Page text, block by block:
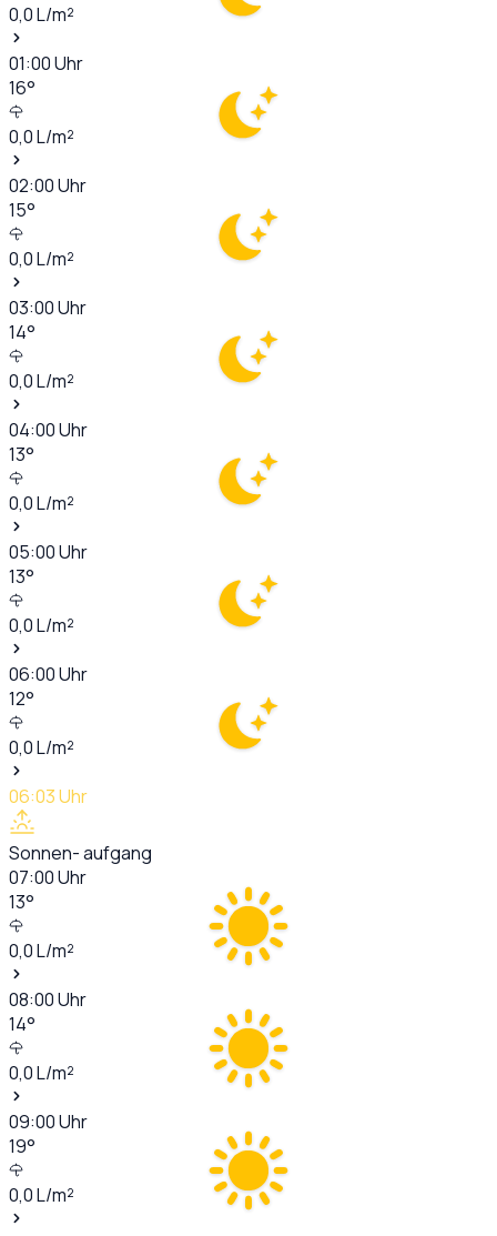
0,0L/m²
01:00Uhr
16°
0,0L/m²
02:00Uhr
15°
0,0L/m²
03:00Uhr
14°
0,0L/m²
04:00Uhr
13°
0,0L/m²
05:00Uhr
13°
0,0L/m²
06:00Uhr
12°
0,0L/m²
06:03Uhr
Sonnen- aufgang
07:00Uhr
13°
0,0L/m²
08:00Uhr
14°
0,0L/m²
09:00Uhr
19°
0,0L/m²